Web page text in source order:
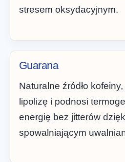
stresem oksydacyjnym.
Guarana
Naturalne źródło
lipolizę i podnosi
energię bez jitterów
spowalniającym